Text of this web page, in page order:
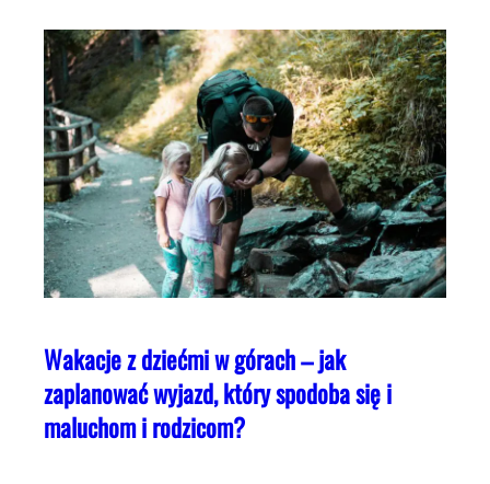
Wakacje z dziećmi w górach – jak
zaplanować wyjazd, który spodoba się i
maluchom i rodzicom?